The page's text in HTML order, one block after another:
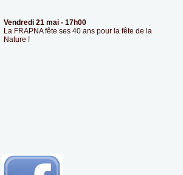
Vendredi 21 mai - 17h00
La FRAPNA fête ses 40 ans pour la fête de la
Nature !